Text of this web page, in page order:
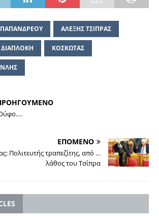
ΑΛΕΞΗΣ ΤΣΙΠΡΑΣ
ΔΙΑΠΛΟΚΗ ΚΟΣΚΩΤΑΣ
ΕΠΟΜΕΝΟ
Πολιτευτής τραπεζίτης, από …
λάθος του Τσίπρα